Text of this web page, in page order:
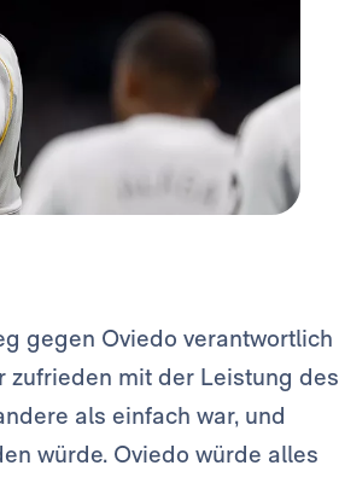
gegen Oviedo verantwortlich
zufrieden mit der Leistung des
als einfach war, und
würde. Oviedo würde alles